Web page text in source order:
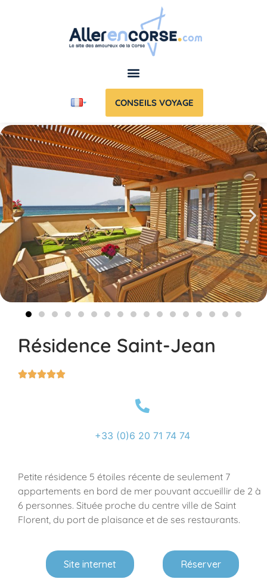
CONSEILS VOYAGE
Résidence Saint-Jean

+33 (0)6 20 71 74 74
Petite résidence 5 étoiles récente de seulement 7
appartements en bord de mer pouvant accueillir de 2 à
6 personnes. Située proche du centre ville de Saint
Florent, du port de plaisance et de ses restaurants.
Site internet Réserver